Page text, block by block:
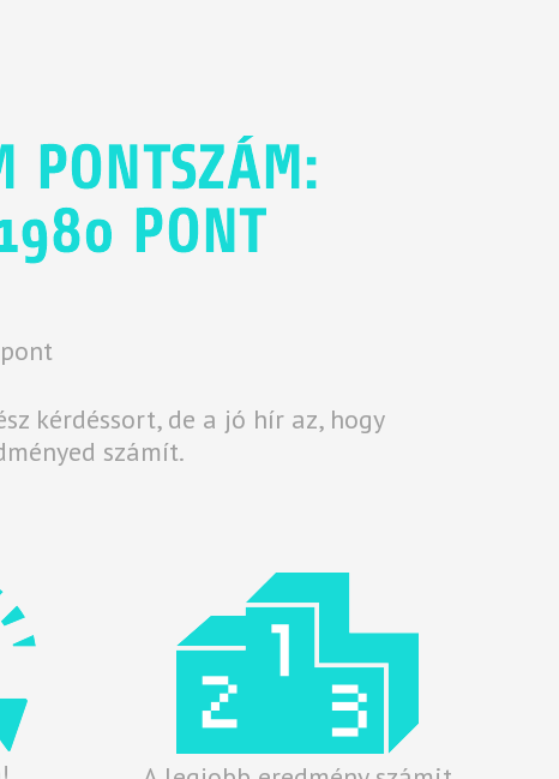
kérdéssort, de a jó hír az, hogy
számít.